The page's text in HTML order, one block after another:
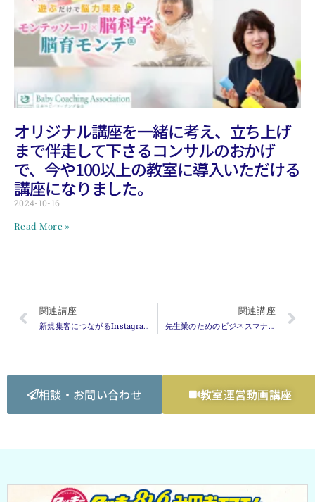
オリジナル講座を一緒に考え、立ち上げ
まで伴走して下さるコンサルのおかげ
で、今や100以上の教室に導入いただける
講座になりました。
2024-10-16
Read More »
関連講座 関連講座
相談・お問い合わせ 教室運営動画講座